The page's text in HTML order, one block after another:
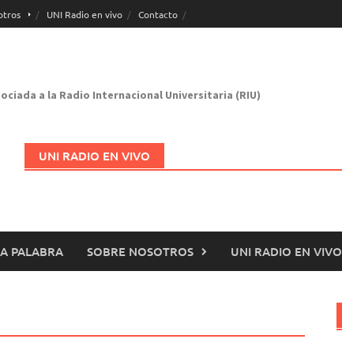
UNI Radio en vivo Contacto
a la Radio Internacional Universitaria (RIU)
UNI RADIO EN VIVO
PALABRA SOBRE NOSOTROS UNI RADIO EN VIVO